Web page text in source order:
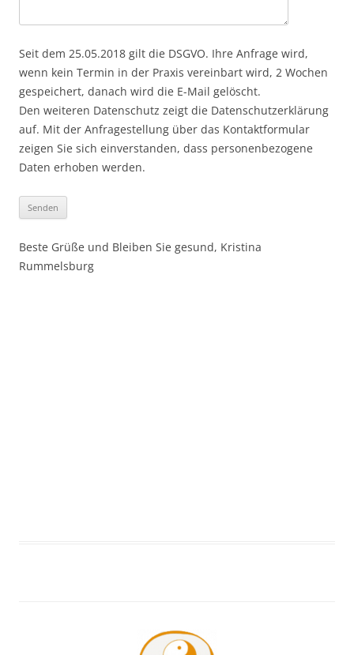
Seit dem 25.05.2018 gilt die DSGVO. Ihre Anfrage wird,
wenn kein Termin in der Praxis vereinbart wird, 2 Wochen
gespeichert, danach wird die E-Mail gelöscht.
Den weiteren Datenschutz zeigt die Datenschutzerklärung
auf. Mit der Anfragestellung über das Kontaktformular
zeigen Sie sich einverstanden, dass personenbezogene
Daten erhoben werden.
Beste Grüße und Bleiben Sie gesund, Kristina
Rummelsburg